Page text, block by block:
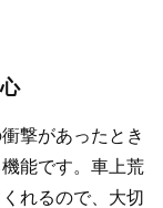
撃があったとき
能です。車上荒
れるので、大切